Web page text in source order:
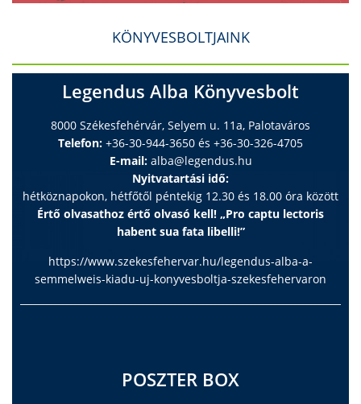
KÖNYVESBOLTJAINK
Legendus Alba Könyvesbolt
8000 Székesfehérvár, Selyem u. 11a, Palotaváros
Telefon: +36-30-944-3650 és +36-30-326-4705
E-mail: alba@legendus.hu
Nyitvatartási idő:
hétköznapokon, hétfőtől péntekig 12.30 és 18.00 óra között
Értő olvasathoz értő olvasó kell! „Pro captu lectoris
habent sua fata libelli!”
https://www.szekesfehervar.hu/legendus-alba-a-
semmelweis-kiadu-uj-konyvesboltja-szekesfehervaron
POSZTER BOX